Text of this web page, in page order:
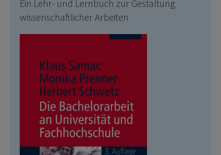
Ein Lehr- und Lernbuch zur Gestaltung
wissenschaftlicher Arbeiten